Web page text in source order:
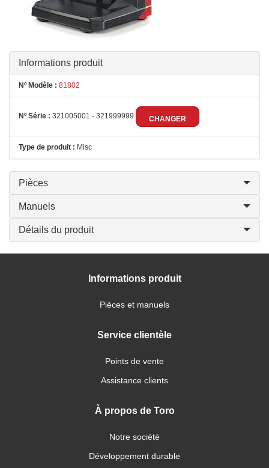
Informations produit
Nº Modèle : 81802
Nº Série : 321005001 - 321999999 CHANGER
Type de produit : Misc
Pièces
Manuels
Détails du produit
Informations produit
Pièces et manuels
Service clientèle
Points de vente
Assistance clients
À propos de Toro
Notre société
Développement durable